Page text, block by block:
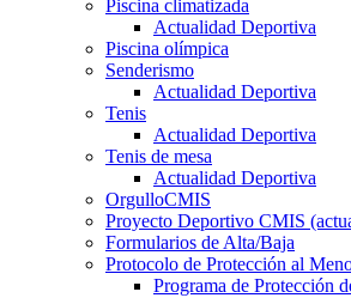
Piscina climatizada
Actualidad Deportiva
Piscina olímpica
Senderismo
Actualidad Deportiva
Tenis
Actualidad Deportiva
Tenis de mesa
Actualidad Deportiva
OrgulloCMIS
Proyecto Deportivo CMIS
Formularios de Alta/Baja
Protocolo de Protección al
Programa de Protección